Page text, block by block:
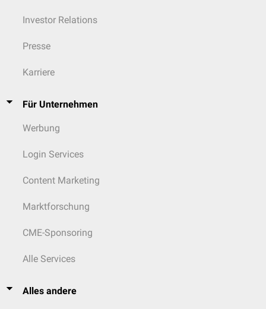
Investor Relations
Presse
Karriere
Für Unternehmen
Werbung
Login Services
Content Marketing
Marktforschung
CME-Sponsoring
Alle Services
Alles andere